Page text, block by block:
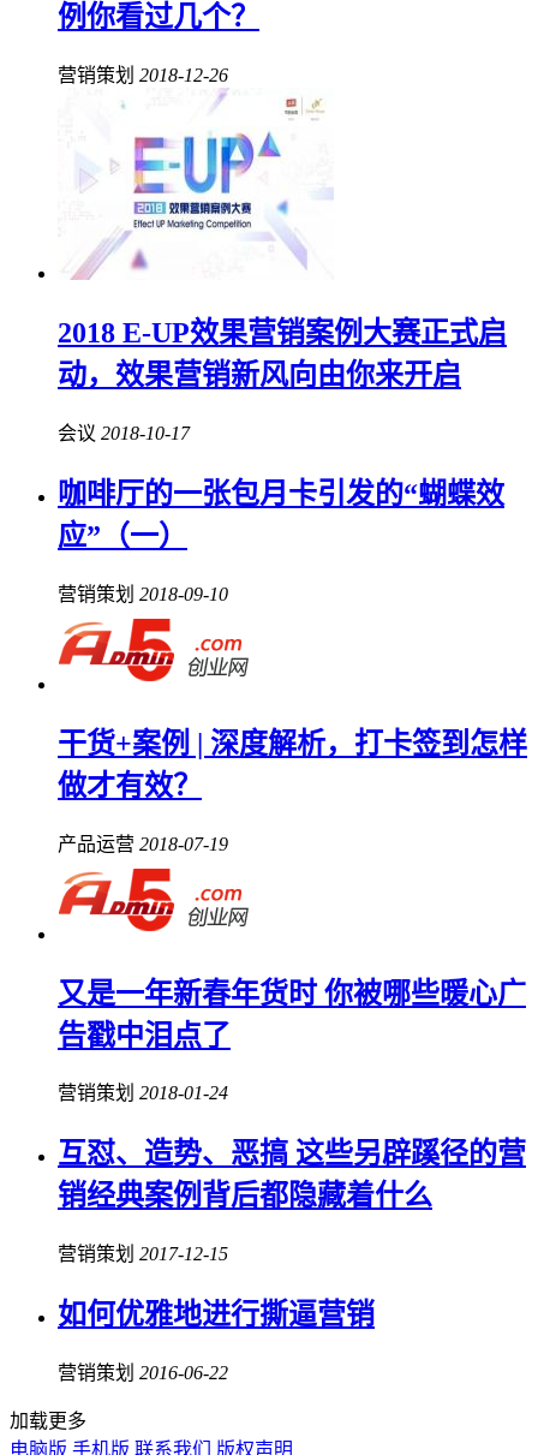
例你看过几个？
营销策划 2018-12-26
2018 E-UP效果营销案例大赛正式启
动，效果营销新风向由你来开启
会议 2018-10-17
咖啡厅的一张包月卡引发的“蝴蝶效
应”（一）
营销策划 2018-09-10
干货+案例 | 深度解析，打卡签到怎样
做才有效？
产品运营 2018-07-19
又是一年新春年货时 你被哪些暖心广
告戳中泪点了
营销策划 2018-01-24
互怼、造势、恶搞 这些另辟蹊径的营
销经典案例背后都隐藏着什么
营销策划 2017-12-15
如何优雅地进行撕逼营销
营销策划 2016-06-22
加载更多
电脑版 手机版 联系我们 版权声明